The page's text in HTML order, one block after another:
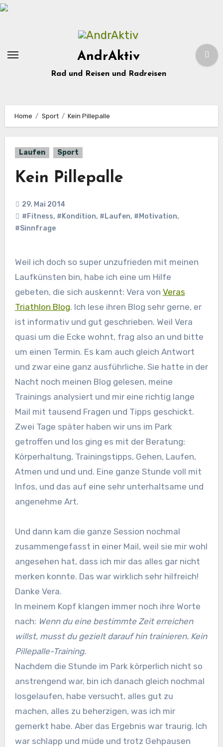
Zum
AndrAktiv
Rad und Reisen und Radreisen
Home Sport Kein Pillepalle
Laufen Sport
Kein Pillepalle
29. Mai 2014
#Fitness, #Kondition, #Laufen, #Motivation,
#Sinnfrage
Weil ich doch so super unzufrieden mit meinen
Laufkünsten bin, habe ich eine um Hilfe
gebeten, die sich auskennt: Vera von Veras
Triathlon Blog. Ich lese ihren Blog sehr gerne, er
ist informativ und gut geschrieben. Weil Vera
quasi um die Ecke wohnt, frag also an und bitte
um einen Termin. Es kam auch gleich Antwort
und zwar eine ganz ausführliche. Sie hatte in der
Nacht noch meinen Blog gelesen, meine
Trainings analysiert und mir eine richtig lange
Mail mit tausend Fragen und Tipps geschickt.
Zwei Tage später haben wir uns im Park
getroffen und los ging es mit der Beratung:
Körperhaltung, Trainingstipps, Gehen, Laufen,
Atmen und und und. Eine ganze Stunde voll mit
Infos, und das auf eine sehr unterhaltsame und
angenehme Art.
Und dann kam die ganze Session nochmal
zusammengefasst in einer Mail, weil sie mir wohl
angesehen hat, dass ich mir das alles gar nicht
merken konnte. Das war wirklich sehr hilfreich!
Danke Vera.
In meinem Kopf klangen immer noch ihre Worte
nach: Wenn du eine bestimmte Zeit erreichen
willst, musst du gezielt darauf hin trainieren. Kein
Pillepalle-Training.
Nachdem die Stunde im Park körperlich nicht so
anstrengend war, bin ich danach gleich nochmal
losgelaufen, habe versucht, alles gut zu
machen, alles zu beherzigen, was ich mir
gemerkt habe. Aber das Ergebnis war traurig. Ich
war schlapp und müde und trotz Gehpausen